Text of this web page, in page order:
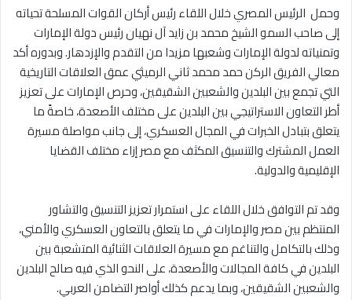
وحمل الرئيس المصري خلال اللقاء رئيس أركان القوات المسلحة تحياته
إلى صاحب السمو الشيخ محمد بن زايد آل نهيان رئيس دولة الإمارات
وتمنياته لدولة الإمارات وشعبها مزيدا من التقدم والإزدهار. وبدوره أكد
معالي الفريق الركن حمد محمد ثاني الرميثي عمق العلاقات التاريخية
التي تجمع بين البلدين والشعبين الشقيقين، وحرص الإمارات على تعزيز
أطر التعاون الاستراتيجي بين البلدين على مختلف الأصعدة، خاصةً ما
يتعلق بتبادل الخبرات في المجال العسكري، إلى جانب مواصلة مسيرة
العمل المشترك والتنسيق المكثف مع مصر إزاء مختلف القضايا
الإقليمية والدولية.
وقد تم التوافق خلال اللقاء على استمرار تعزيز التنسيق والتشاور
المنتظم بين مصر والإمارات في ما يتعلق بالتعاون العسكري والأمني،
وذلك بالتكامل والتناغم مع مسيرة العلاقات الثنائية المتشعبة بين
البلدين في كافة المجالات والأصعدة، على النحو الذي فيه صالح البلدين
والشعبين الشقيقين، وبما يدعم كذلك أواصر التضامن العربي.